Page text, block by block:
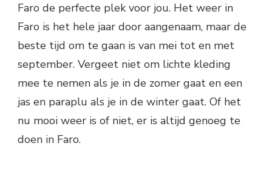
Faro de perfecte plek voor jou. Het weer in
Faro is het hele jaar door aangenaam, maar de
beste tijd om te gaan is van mei tot en met
september. Vergeet niet om lichte kleding
mee te nemen als je in de zomer gaat en een
jas en paraplu als je in de winter gaat. Of het
nu mooi weer is of niet, er is altijd genoeg te
doen in Faro.